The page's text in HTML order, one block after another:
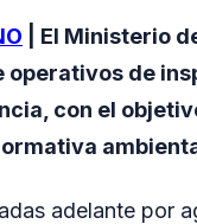
| El Ministerio
operativos de
con el
adelante por